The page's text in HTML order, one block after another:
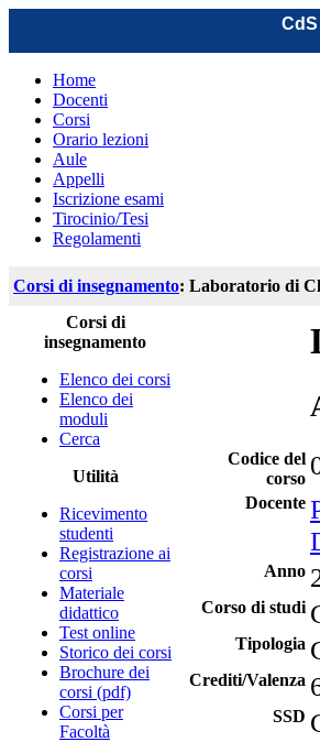
Home
Docenti
Corsi
Orario lezioni
Aule
Appelli
Iscrizione esami
Tirocinio/Tesi
Regolamenti
Corsi di insegnamento: Laboratorio di
Corsi di
insegnamento
Elenco dei corsi
Elenco dei
moduli
Cerca
Utilità
Ricevimento
studenti
Registrazione ai
corsi
Materiale
didattico
Test online
Storico dei corsi
Brochure dei
corsi (pdf)
Corsi per
Facoltà
Codice del
corso
Docente
Anno
Corso di studi
Tipologia
Crediti/Valenza
SSD